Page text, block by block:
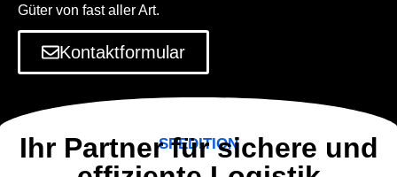
Güter von fast aller Art.
Kontaktformular
SPEDITION
Ihr Partner für sichere und